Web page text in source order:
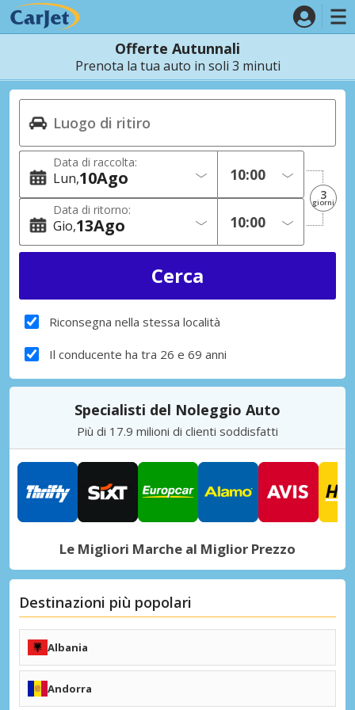
Offerte Autunnali
Prenota la tua auto in soli 3 minuti
Data di raccolta:
Lun 10Ago
Data di ritorno:
Gio 13Ago
3
giorni
Riconsegna nella stessa località
Il conducente ha tra 26 e 69 anni
Specialisti del Noleggio Auto
Più di 17.9 milioni di clienti soddisfatti
Le Migliori Marche al Miglior Prezzo
Destinazioni più popolari
Albania
Tirana (TIA)
Kukës (KFZ)
Andorra